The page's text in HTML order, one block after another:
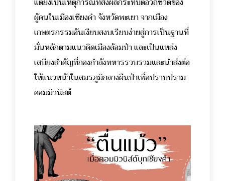
ผู้คนในเมืองเชียงคำ จังหวัดพะเยา จากเมือง
เกษตรกรรมอันเงียบสงบเรียบง่ายสู่การเป็นฐานที่
มั่นหลักตามแนวคิดเมืองล้อมป่า และเป็นแหล่ง
เสบียงสำคัญที่กองกำลังทหารรวบรวมและนำส่งต่อ
ให้แนวหน้าในสมรภูมิกลางผืนป่าเพื่อปราบปราม
คอมมิวนิสต์